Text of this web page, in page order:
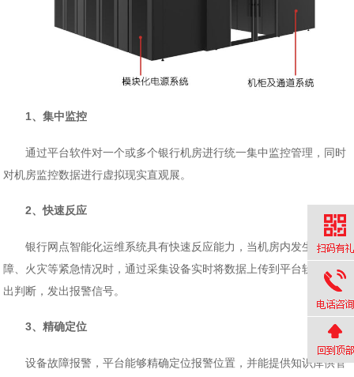
1、集中监控
通过平台软件对一个或多个银行机房进行统一集中监控管理，同时
对机房监控数据进行虚拟现实直观展。
2、快速反应
银行网点智能化运维系统具有快速反应能力，当机房内发生设备故
障、火灾等紧急情况时，通过采集设备实时将数据上传到平台软件并做
出判断，发出报警信号。
3、精确定位
设备故障报警，平台能够精确定位报警位置，并能提供知识库供管